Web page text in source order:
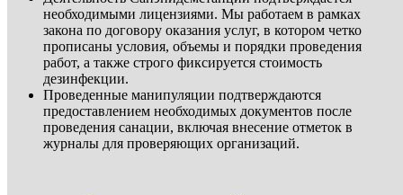
необходимыми лицензиями. Мы работаем в рамках
закона по договору оказания услуг, в котором четко
прописаны условия, объемы и порядки проведения
работ, а также строго фиксируется стоимость
дезинфекции.
Проведенные манипуляции подтверждаются
предоставлением необходимых документов после
проведения санации, включая внесение отметок в
журналы для проверяющих организаций.